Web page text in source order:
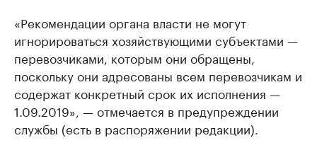
«Рекомендации органа власти не могут
игнорироваться хозяйствующими субъектами —
перевозчиками, которым они обращены,
поскольку они адресованы всем перевозчикам и
содержат конкретный срок их исполнения —
1.09.2019», — отмечается в предупреждении
службы (есть в распоряжении редакции).